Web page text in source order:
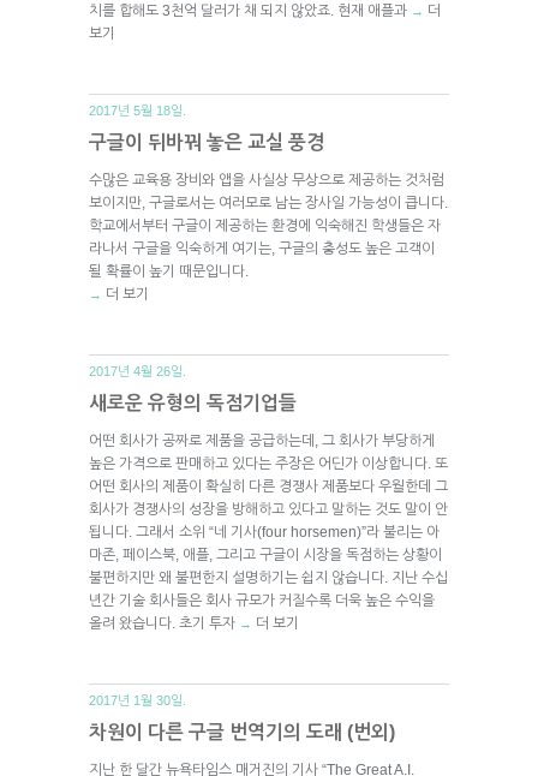
치를 합해도 3천억 달러가 채 되지 않았죠. 현재 애플과 → 더
보기
2017년 5월 18일.
구글이 뒤바꿔 놓은 교실 풍경
수많은 교육용 장비와 앱을 사실상 무상으로 제공하는 것처럼
보이지만, 구글로서는 여러모로 남는 장사일 가능성이 큽니다.
학교에서부터 구글이 제공하는 환경에 익숙해진 학생들은 자
라나서 구글을 익숙하게 여기는, 구글의 충성도 높은 고객이
될 확률이 높기 때문입니다.
→ 더 보기
2017년 4월 26일.
새로운 유형의 독점기업들
어떤 회사가 공짜로 제품을 공급하는데, 그 회사가 부당하게
높은 가격으로 판매하고 있다는 주장은 어딘가 이상합니다. 또
어떤 회사의 제품이 확실히 다른 경쟁사 제품보다 우월한데 그
회사가 경쟁사의 성장을 방해하고 있다고 말하는 것도 말이 안
됩니다. 그래서 소위 “네 기사(four horsemen)”라 불리는 아
마존, 페이스북, 애플, 그리고 구글이 시장을 독점하는 상황이
불편하지만 왜 불편한지 설명하기는 쉽지 않습니다. 지난 수십
년간 기술 회사들은 회사 규모가 커질수록 더욱 높은 수익을
올려 왔습니다. 초기 투자 → 더 보기
2017년 1월 30일.
차원이 다른 구글 번역기의 도래 (번외)
지난 한 달간 뉴욕타임스 매거진의 기사 “The Great A.I.